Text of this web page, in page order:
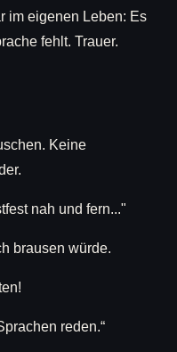
im eigenen Leben: Es
fehlt. Trauer.
Keine
nah und fern..."
brausen würde.
reden.“